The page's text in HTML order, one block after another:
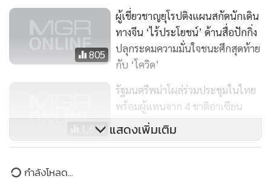
หน้าที่ในกระทรวงและนักการทูตหลายคนในเรื่องอื้อฉาวเกี่ยว
กับเที่ยวบินพาพลเมืองกลับประเทศ.
805
ผู้เชี่ยวชาญยุโรปติงแผนสกัดนักเดิน
ทางจีน ‘ไร้ประโยชน์’ ด้านสื่อปักกิ่ง
ปลุกระดมความมั่นใจชนะศึกสุดท้าย
กับ ‘โควิด’
1,658
รัฐมนตรีพม่าโผล่ร่วมประชุมในไทย
พร้อมผู้แทนจาก 4 ชาติอาเซียน
แสดงเพิ่มเติม
ข่าวในหมวดล่าสุด